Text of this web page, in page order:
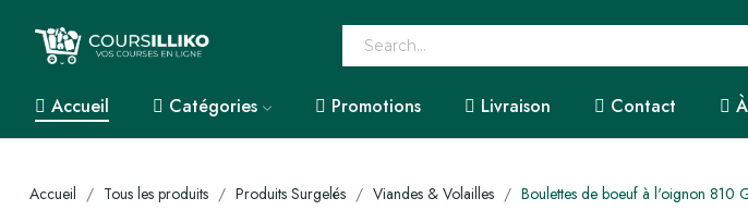
Accueil Catégories Promotions Livraison Contact
Accueil Tous les produits Produits Surgelés Viandes & Volailles Boulettes de boeuf à l'oignon 810